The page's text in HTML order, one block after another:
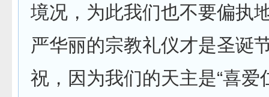
境况，为此我们也不要偏执
严华丽的宗教礼仪才是圣诞
祝，因为我们的天主是“喜爱